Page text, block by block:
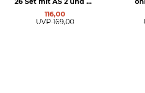
116,00
UVP 169,00